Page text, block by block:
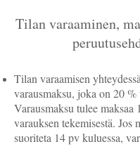
Tilan varaaminen,
Tilan varaamisen
varausmaksu, joka on 20
Varausmaksu tulee maksaa
varauksen tekemisestä. Jos
suoriteta 14 pv kuluessa,